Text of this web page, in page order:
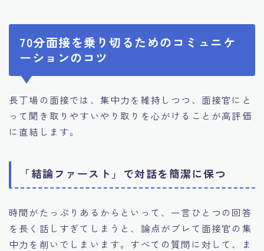
70分面接を乗り切るためのコミュニケ
ーションのコツ
長丁場の面接では、集中力を維持しつつ、面接官にと
って聞き取りやすいやり取りを心がけることが高評価
に直結します。
「結論ファースト」で対話を簡潔に保つ
時間がたっぷりあるからといって、一言ひとつの回答
を長く話しすぎてしまうと、論点がブレて面接官の集
中力を削いでしまいます。すべての質問に対して、ま